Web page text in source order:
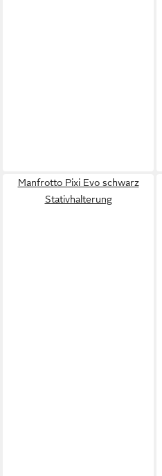
Manfrotto Pixi Evo schwarz
Stativhalterung